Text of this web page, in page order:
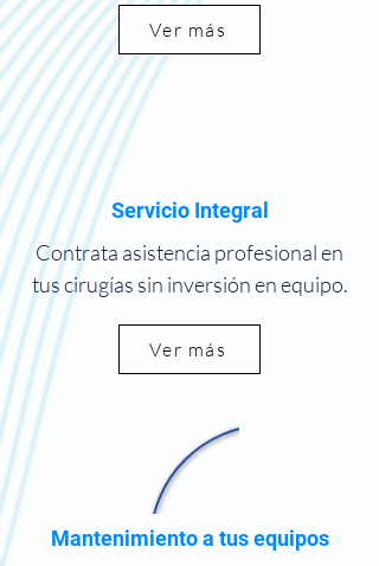
Ver más
Servicio Integral
Contrata asistencia profesional en
tus cirugías sin inversión en equipo.
Ver más
Mantenimiento a tus equipos